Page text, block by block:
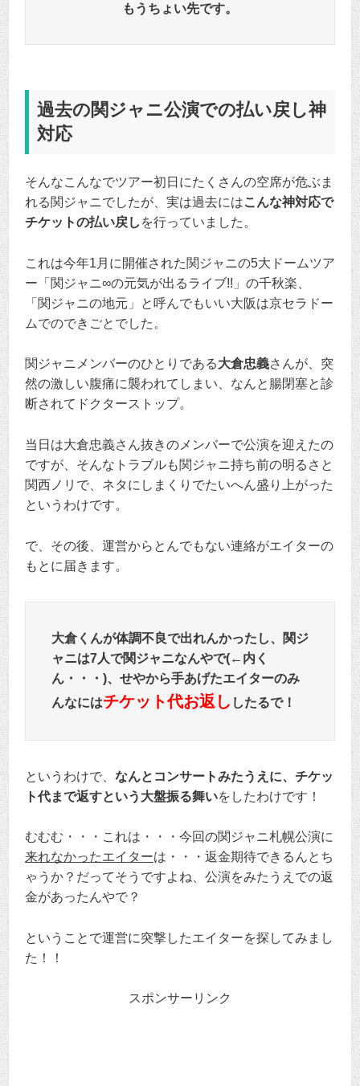
もうちょい先です。
過去の関ジャニ公演での払い戻し神
対応
そんなこんなでツアー初日にたくさんの空席が危ぶま
れる関ジャニでしたが、実は過去にはこんな神対応で
チケットの払い戻し を行っていました。
これは今年1月に開催された関ジャニの5大ドームツア
ー「関ジャニ∞の元気が出るライブ!!」の千秋楽、
「関ジャニの地元」と呼んでもいい大阪は京セラドー
ムでのできごとでした。
関ジャニメンバーのひとりである大倉忠義さんが、突
然の激しい腹痛に襲われてしまい、なんと腸閉塞と診
断されてドクターストップ。
当日は大倉忠義さん抜きのメンバーで公演を迎えたの
ですが、そんなトラブルも関ジャニ持ち前の明るさと
関西ノリで、ネタにしまくりでたいへん盛り上がった
というわけです。
で、その後、運営からとんでもない連絡がエイターの
もとに届きます。
大倉くんが体調不良で出れんかったし、関ジ
ャニは7人で関ジャニなんやで(←内く
ん・・・)、せやから手あげたエイターのみ
んなにはチケット代お返し したるで！
というわけで、 なんとコンサートみたうえに、チケッ
ト代まで返すという大盤振る舞いをしたわけです！
むむむ・・・これは・・・今回の関ジャニ札幌公演に
来れなかったエイターは・・・返金期待できるんとち
ゃうか？だってそうですよね、公演をみたうえでの返
金があったんやで？
ということで運営に突撃したエイターを探してみまし
た！！
スポンサーリンク